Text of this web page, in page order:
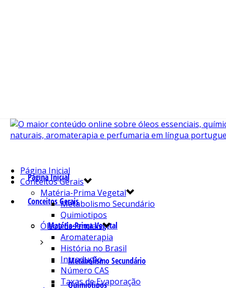
Página Inicial
Conceitos Gerais
Matéria-Prima Vegetal
Metabolismo Secundário
Quimiotipos
Página Inicial
Conceitos Gerais
Matéria-Prima Vegetal
Metabolismo Secundário
Quimiotipos
Óleos Essenciais
Aromaterapia
História no Brasil
Introdução
Número CAS
Taxas de Evaporação